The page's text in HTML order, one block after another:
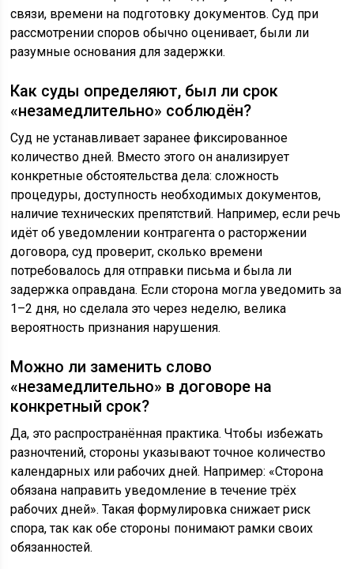
связи, времени на подготовку документов. Суд при
рассмотрении споров обычно оценивает, были ли
разумные основания для задержки.
Как суды определяют, был ли срок
«незамедлительно» соблюдён?
Суд не устанавливает заранее фиксированное
количество дней. Вместо этого он анализирует
конкретные обстоятельства дела: сложность
процедуры, доступность необходимых документов,
наличие технических препятствий. Например, если речь
идёт об уведомлении контрагента о расторжении
договора, суд проверит, сколько времени
потребовалось для отправки письма и была ли
задержка оправдана. Если сторона могла уведомить за
1–2 дня, но сделала это через неделю, велика
вероятность признания нарушения.
Можно ли заменить слово
«незамедлительно» в договоре на
конкретный срок?
Да, это распространённая практика. Чтобы избежать
разночтений, стороны указывают точное количество
календарных или рабочих дней. Например: «Сторона
обязана направить уведомление в течение трёх
рабочих дней». Такая формулировка снижает риск
спора, так как обе стороны понимают рамки своих
обязанностей.